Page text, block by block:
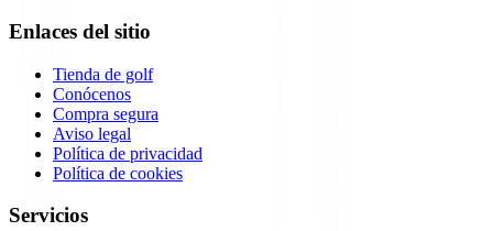
Enlaces del sitio
Tienda de golf
Conócenos
Compra segura
Aviso legal
Política de privacidad
Política de cookies
Servicios